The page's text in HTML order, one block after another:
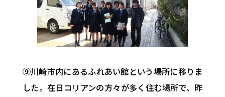
⑨川崎市内にあるふれあい館という場所に移りま
した。在日コリアンの方々が多く住む場所で、昨